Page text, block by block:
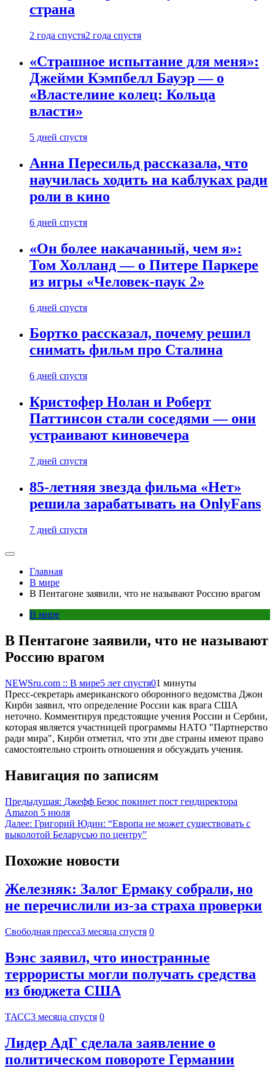
страна
2 года спустя2 года спустя
«Страшное испытание для меня»:
Джейми Кэмпбелл Бауэр — о
«Властелине колец: Кольца
власти»
5 дней спустя
Анна Пересильд рассказала, что
научилась ходить на каблуках ради
роли в кино
6 дней спустя
«Он более накачанный, чем я»:
Том Холланд — о Питере Паркере
из игры «Человек-паук 2»
6 дней спустя
Бортко рассказал, почему решил
снимать фильм про Сталина
6 дней спустя
Кристофер Нолан и Роберт
Паттинсон стали соседями — они
устраивают киновечера
7 дней спустя
85-летняя звезда фильма «Нет»
решила зарабатывать на OnlyFans
7 дней спустя
Главная
В мире
В Пентагоне заявили, что не называют Россию врагом
В мире
В Пентагоне заявили, что не называют
Россию врагом
NEWSru.com :: В мире5 лет спустя01 минуты
Пресс-секретарь американского оборонного ведомства Джон
Кирби заявил, что определение России как врага США
неточно. Комментируя предстоящие учения России и Сербии,
которая является участницей программы НАТО "Партнерство
ради мира", Кирби отметил, что эти две страны имеют право
самостоятельно строить отношения и обсуждать учения.
Навигация по записям
Предыдущая: Джефф Безос покинет пост гендиректора
Amazon 5 июля
Далее: Григорий Юдин: “Европа не может существовать с
выколотой Беларусью по центру”
Похожие новости
Железняк: Залог Ермаку собрали, но
не перечислили из-за страха проверки
Свободная пресса3 месяца спустя 0
Вэнс заявил, что иностранные
террористы могли получать средства
из бюджета США
ТАСС3 месяца спустя 0
Лидер АдГ сделала заявление о
политическом повороте Германии